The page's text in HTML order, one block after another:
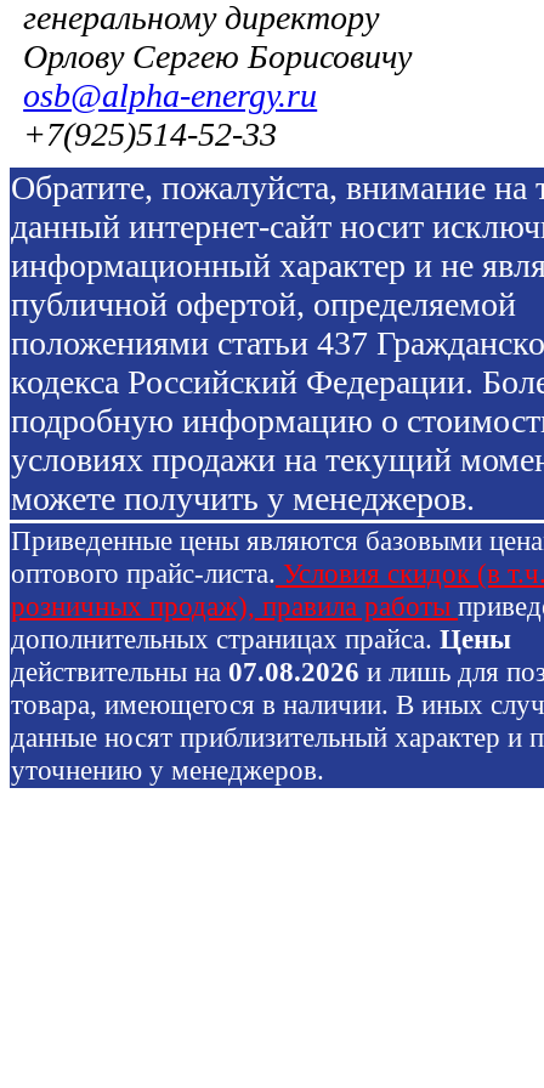
генеральному директору
Орлову Сергею Борисовичу
osb@alpha-energy.ru
+7(925)514-52-33
Обратите, пожалуйста, внимание на
данный интернет-сайт носит
информационный характер и не
публичной офертой, определяемой
положениями статьи 437
кодекса Российский Федерации.
подробную информацию о
условиях продажи на текущий
можете получить у менеджеров.
Приведенные цены являются базовыми
оптового прайс-листа. Условия скидок (в
розничных продаж), правила работы
дополнительных страницах прайса. Цены
действительны на 07.08.2026 и лишь для
товара, имеющегося в наличии. В иных
данные носят приблизительный характер и
уточнению у менеджеров.